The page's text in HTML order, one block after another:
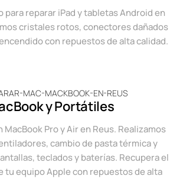
para reparar iPad y tabletas Android en
cristales rotos, conectores dañados
con repuestos de alta calidad.
y Portátiles
MacBook Pro y Air en Reus. Realizamos
cambio de pasta térmica y
teclados y baterías. Recupera el
tu equipo Apple con repuestos de alta